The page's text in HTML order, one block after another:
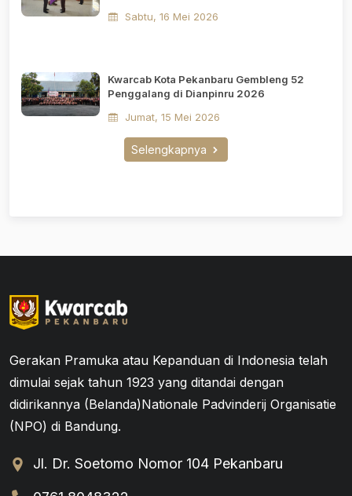
Sabtu, 16 Mei 2026
Kwarcab Kota Pekanbaru Gembleng 52
Penggalang di Dianpinru 2026
Jumat, 15 Mei 2026
Selengkapnya
Gerakan Pramuka atau Kepanduan di Indonesia telah
dimulai sejak tahun 1923 yang ditandai dengan
didirikannya (Belanda)Nationale Padvinderij Organisatie
(NPO) di Bandung.
Jl. Dr. Soetomo Nomor 104 Pekanbaru